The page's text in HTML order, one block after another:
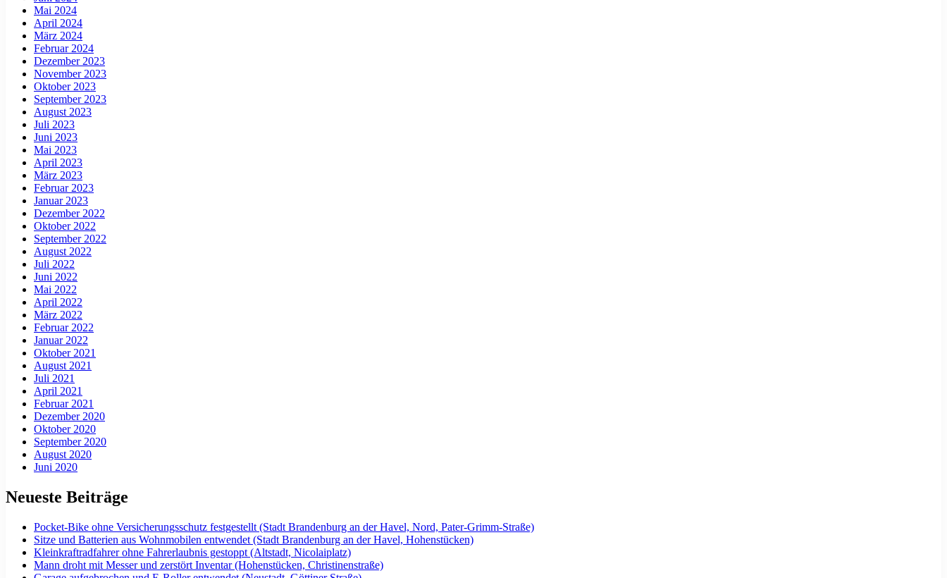
Mai 2024
April 2024
März 2024
Februar 2024
Dezember 2023
November 2023
Oktober 2023
September 2023
August 2023
Juli 2023
Juni 2023
Mai 2023
April 2023
März 2023
Februar 2023
Januar 2023
Dezember 2022
Oktober 2022
September 2022
August 2022
Juli 2022
Juni 2022
Mai 2022
April 2022
März 2022
Februar 2022
Januar 2022
Oktober 2021
August 2021
Juli 2021
April 2021
Februar 2021
Dezember 2020
Oktober 2020
September 2020
August 2020
Juni 2020
Neueste Beiträge
Pocket-Bike ohne Versicherungsschutz festgestellt (Stadt Brandenburg an der Havel, Nord, Pater-Grimm-Straße)
Sitze und Batterien aus Wohnmobilen entwendet (Stadt Brandenburg an der Havel, Hohenstücken)
Kleinkraftradfahrer ohne Fahrerlaubnis gestoppt (Altstadt, Nicolaiplatz)
Mann droht mit Messer und zerstört Inventar (Hohenstücken, Christinenstraße)